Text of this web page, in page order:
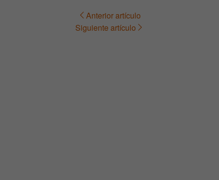
Navegación Anterior artículo
Siguiente artículo